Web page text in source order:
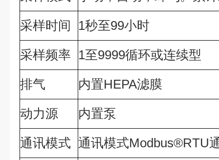
采样时间
1秒至99小时
采样频率 1至9999循环或连续型
排气
内置HEPA滤膜
动力源
内置泵
通讯模式 通讯模式Modbus®RTU